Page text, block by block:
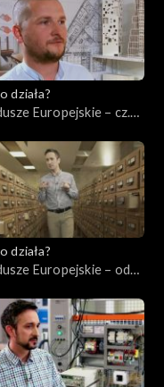
działa?
Europejskie – cz.
działa?
Europejskie – odc.